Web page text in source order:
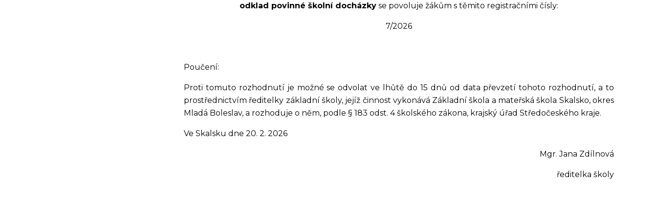
odklad povinné školní docházky se povoluje žákům s těmito registračními čísly:
7/2026
Poučení:
Proti tomuto rozhodnutí je možné se odvolat ve lhůtě do 15 dnů od data převzetí tohoto rozhodnutí, a to
prostřednictvím ředitelky základní školy, jejíž činnost vykonává Základní škola a mateřská škola Skalsko, okres
Mladá Boleslav, a rozhoduje o něm, podle § 183 odst. 4 školského zákona, krajský úřad Středočeského kraje.
Ve Skalsku dne 20. 2. 2026
Mgr. Jana Zdílnová
ředitelka školy